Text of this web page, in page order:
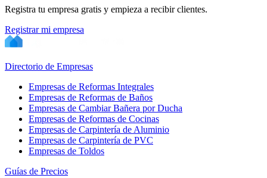
Registra tu empresa gratis y empieza a recibir clientes.
Registrar mi empresa
Directorio de Empresas
Empresas de Reformas Integrales
Empresas de Reformas de Baños
Empresas de Cambiar Bañera por Ducha
Empresas de Reformas de Cocinas
Empresas de Carpintería de Aluminio
Empresas de Carpintería de PVC
Empresas de Toldos
Guías de Precios